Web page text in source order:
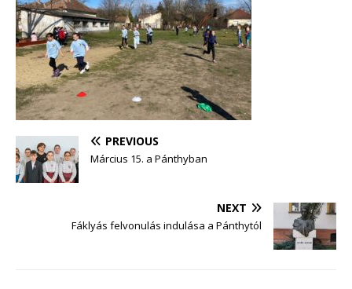
PREVIOUS
Március 15. a Pánthyban
NEXT
Fáklyás felvonulás indulása a Pánthytól